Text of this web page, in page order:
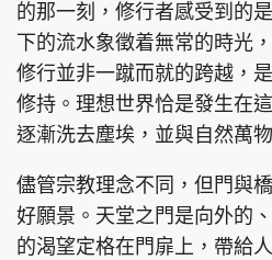
的那一刻，修行者感受到的
下的流水象徵着無常的時光
修行並非一蹴而就的跨越，
修持。理想世界恰是發生在
逐漸洗去塵埃，並與自然萬
儘管宗教理念不同，但門與
好願景。天堂之門是向外的
的渴望定格在門扉上，帶給